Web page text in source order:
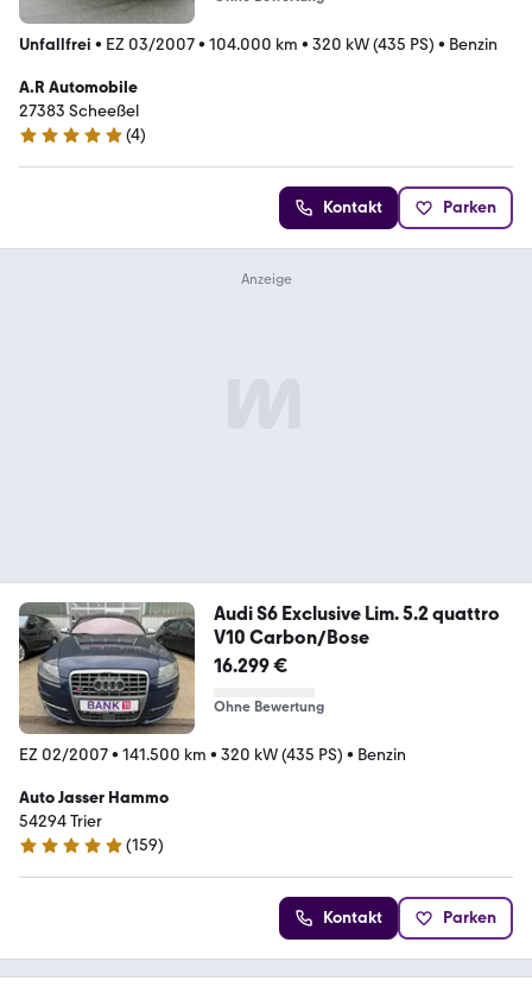
Unfallfrei • EZ 03/2007• 104.000 km • 320 kW (435 PS) • Benzin
A.R Automobile
27383 Scheeßel
5 Sterne
(4)
Kontakt Parken
Audi S6 Exclusive Lim. 5.2 quattro
V10 Carbon/Bose
16.299 €
Ohne Bewertung
EZ 02/2007• 141.500 km • 320 kW (435 PS) • Benzin
Auto Jasser Hammo
54294 Trier
4.8 Sterne
(159)
Kontakt Parken